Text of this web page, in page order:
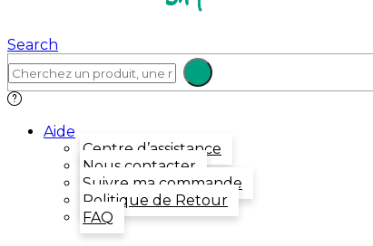
Search
Aide
Centre d’assistance
Nous contacter
Suivre ma commande
Politique de Retour
FAQ